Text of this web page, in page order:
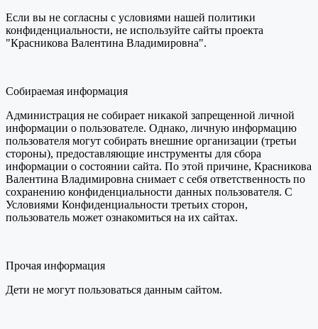
Если вы не согласны с условиями нашей политики
конфиденциальности, не используйте сайты проекта
"Красникова Валентина Владимировна".
Собираемая информация
Администрация не собирает никакой запрещенной личной
информации о пользователе. Однако, личную информацию
пользователя могут собирать внешние организации (третьи
стороны), предоставляющие инструменты для сбора
информации о состоянии сайта. По этой причине, Красникова
Валентина Владимировна снимает с себя ответственность по
сохранению конфиденциальности данных пользователя. С
Условиями Конфиденциальности третьих сторон,
пользователь может ознакомиться на их сайтах.
Прочая информация
Дети не могут пользоваться данным сайтом.